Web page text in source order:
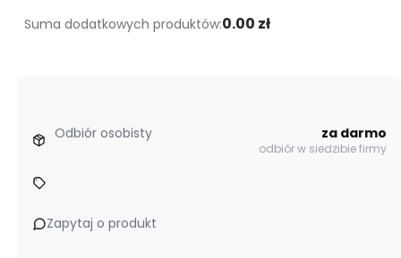
Suma dodatkowych produktów:0.00 zł
Odbiór osobisty za darmo
odbiór w siedzibie firmy
Zapytaj o produkt